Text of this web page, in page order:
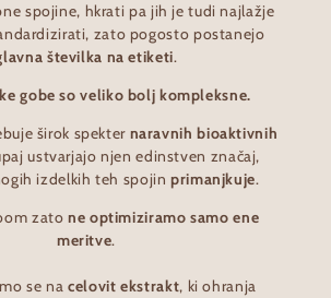
spojine, hkrati pa jih je tudi najlažje
zato pogosto postanejo
številka na etiketi.
gobe so veliko bolj kompleksne.
širok spekter naravnih bioaktivnih
ustvarjajo njen edinstven značaj,
izdelkih teh spojinprimanjkuje.
zatone optimiziramo samo ene
meritve.
se nacelovit ekstrakt, ki ohranja